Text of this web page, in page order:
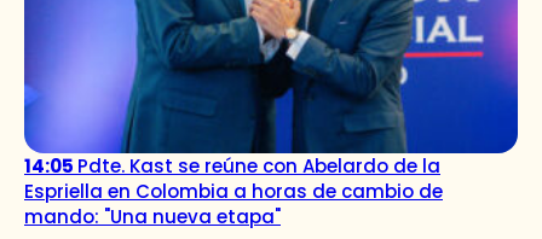
14:05 Pdte. Kast se reúne con Abelardo de la
Espriella en Colombia a horas de cambio de
mando: "Una nueva etapa"